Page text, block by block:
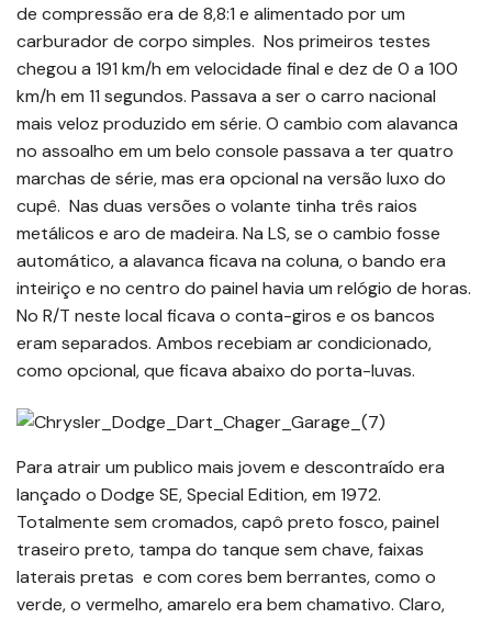
de compressão era de 8,8:1 e alimentado por um
carburador de corpo simples. Nos primeiros testes
chegou a 191 km/h em velocidade final e dez de 0 a 100
km/h em 11 segundos. Passava a ser o carro nacional
mais veloz produzido em série. O cambio com alavanca
no assoalho em um belo console passava a ter quatro
marchas de série, mas era opcional na versão luxo do
cupê. Nas duas versões o volante tinha três raios
metálicos e aro de madeira. Na LS, se o cambio fosse
automático, a alavanca ficava na coluna, o bando era
inteiriço e no centro do painel havia um relógio de horas.
No R/T neste local ficava o conta-giros e os bancos
eram separados. Ambos recebiam ar condicionado,
como opcional, que ficava abaixo do porta-luvas.
Para atrair um publico mais jovem e descontraído era
lançado o Dodge SE, Special Edition, em 1972.
Totalmente sem cromados, capô preto fosco, painel
traseiro preto, tampa do tanque sem chave, faixas
laterais pretas e com cores bem berrantes, como o
verde, o vermelho, amarelo era bem chamativo. Claro,